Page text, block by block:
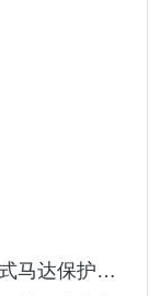
ARD2F-25/CJLM+90L多功能组合式马达保护装置